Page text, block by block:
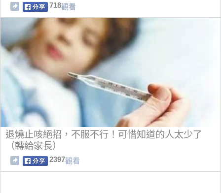
718觀看
退燒止咳絕招，不服不行！可惜知道的人太少了
（轉給家長）
2397觀看